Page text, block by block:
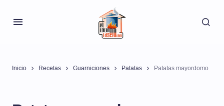
Inicio Recetas Guarniciones Patatas Patatas mayordomo